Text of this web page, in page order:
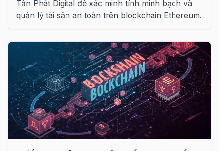
Tấn Phát Digital để xác minh tính minh bạch và
quản lý tài sản an toàn trên blockchain Ethereum.